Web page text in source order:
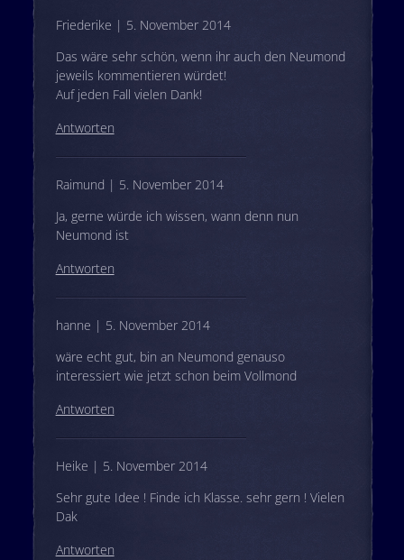
Friederike | 5. November 2014
Das wäre sehr schön, wenn ihr auch den Neumond
jeweils kommentieren würdet!
Auf jeden Fall vielen Dank!
Antworten
Raimund | 5. November 2014
Ja, gerne würde ich wissen, wann denn nun
Neumond ist
Antworten
hanne | 5. November 2014
wäre echt gut, bin an Neumond genauso
interessiert wie jetzt schon beim Vollmond
Antworten
Heike | 5. November 2014
Sehr gute Idee ! Finde ich Klasse. sehr gern ! Vielen
Dak
Antworten